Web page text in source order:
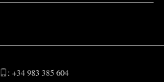
: +34 983 385 604